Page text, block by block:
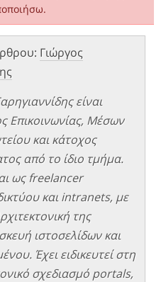
Γιώργος
είναι
Επικοινωνίας, Μέσων
και κάτοχος
από το ίδιο τμήμα.
ως freelancer
και intranets, με
της
ιστοσελίδων και
Έχει ειδικευτεί στη
σχεδιασμό portals,